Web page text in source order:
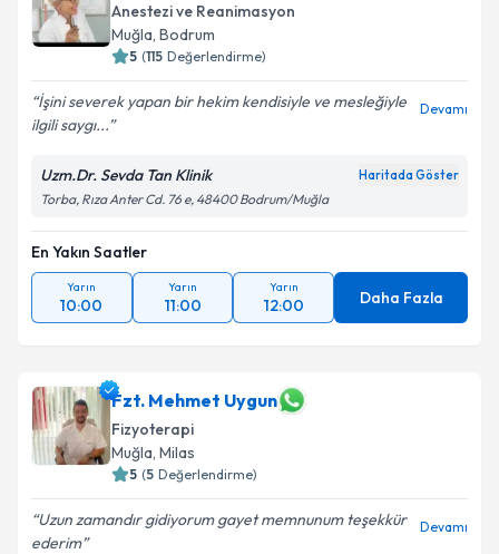
Anestezi ve Reanimasyon
Muğla, Bodrum
5 (115 Değerlendirme)
İşini severek yapan bir hekim kendisiyle ve mesleğiyle
ilgili saygı...
Devamı
Uzm.Dr. Sevda Tan Klinik Haritada Göster
Torba, Rıza Anter Cd. 76 e, 48400 Bodrum/Muğla
En Yakın Saatler
Yarın
10:00
Yarın
11:00
Yarın
12:00 Daha Fazla
Fzt. Mehmet Uygun
Fizyoterapi
Muğla, Milas
5 (5 Değerlendirme)
Uzun zamandır gidiyorum gayet memnunum teşekkür
ederim
Devamı